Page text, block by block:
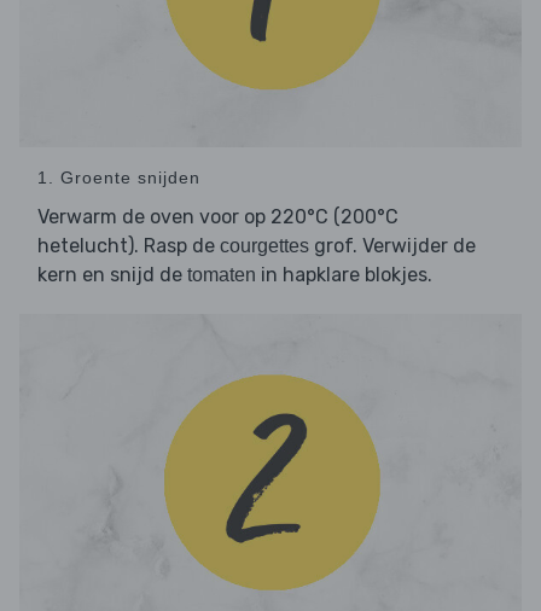
1. Groente snijden
Verwarm de oven voor op 220°C (200°C
hetelucht). Rasp de courgettes grof. Verwijder de
kern en snijd de tomaten in hapklare blokjes.